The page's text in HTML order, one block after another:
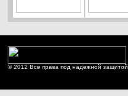
© 2012 Все права под надежной защитой.